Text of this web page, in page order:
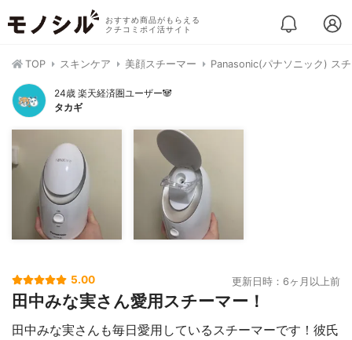
おすすめ商品がもらえる
クチコミポイ活サイト
TOP スキンケア 美顔スチーマー Panasonic(パナソニック) ス
24歳 楽天経済圏ユーザー🐼
タカギ
5.00 更新日時：6ヶ月以上前
田中みな実さん愛用スチーマー！
田中みな実さんも毎日愛用しているスチーマーです！彼氏